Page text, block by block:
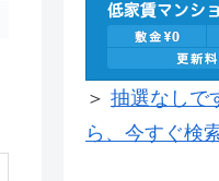
＞ 抽選なしで
ら、今すぐ検